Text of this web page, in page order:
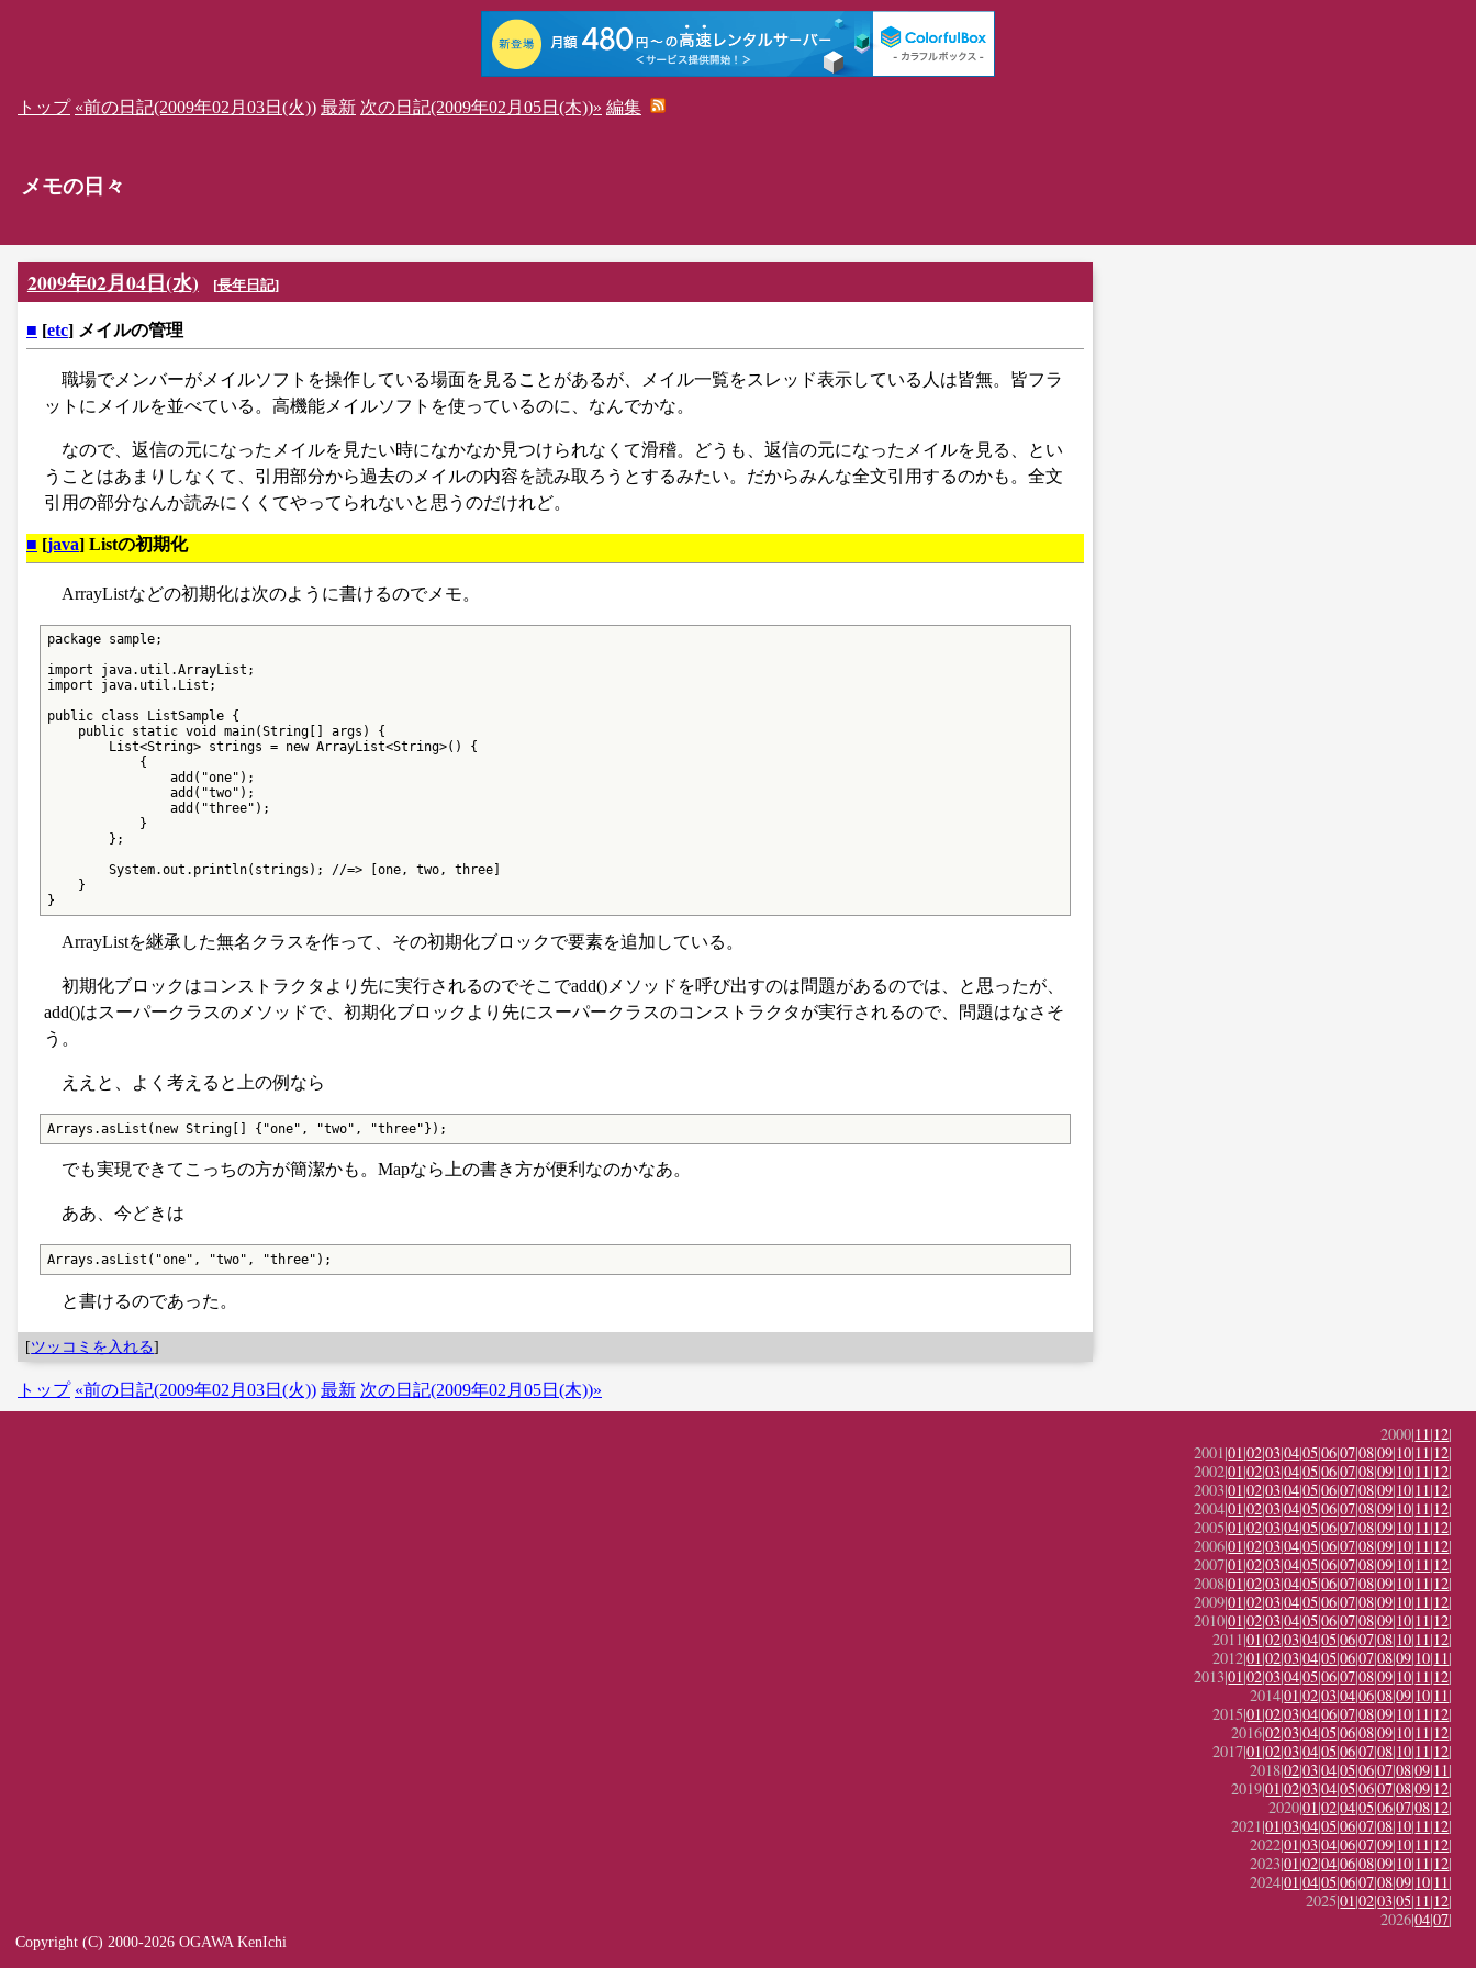
トップ «前の日記(2009年02月03日(火)) 最新 次の日記(2009年02月05日(木))» 編集
メモの日々
2009年02月04日(水) [長年日記]
■ [etc] メイルの管理
職場でメンバーがメイルソフトを操作している場面を見ることがあるが、メイル一覧をスレッド表示している人は皆無。皆フラ
ットにメイルを並べている。高機能メイルソフトを使っているのに、なんでかな。
なので、返信の元になったメイルを見たい時になかなか見つけられなくて滑稽。どうも、返信の元になったメイルを見る、とい
うことはあまりしなくて、引用部分から過去のメイルの内容を読み取ろうとするみたい。だからみんな全文引用するのかも。全文
引用の部分なんか読みにくくてやってられないと思うのだけれど。
■ [java] Listの初期化
ArrayListなどの初期化は次のように書けるのでメモ。
package sample;
import java.util.ArrayList;
import java.util.List;
public class ListSample {
    public static void main(String[] args) {
        List<String> strings = new ArrayList<String>() {
            {
                add("one");
                add("two");
                add("three");
            }
        };
        System.out.println(strings); //=> [one, two, three]
    }
}
ArrayListを継承した無名クラスを作って、その初期化ブロックで要素を追加している。
初期化ブロックはコンストラクタより先に実行されるのでそこでadd()メソッドを呼び出すのは問題があるのでは、と思ったが、
add()はスーパークラスのメソッドで、初期化ブロックより先にスーパークラスのコンストラクタが実行されるので、問題はなさそ
う。
ええと、よく考えると上の例なら
Arrays.asList(new String[] {"one", "two", "three"});
でも実現できてこっちの方が簡潔かも。Mapなら上の書き方が便利なのかなあ。
ああ、今どきは
Arrays.asList("one", "two", "three");
と書けるのであった。
[ツッコミを入れる]
トップ «前の日記(2009年02月03日(火)) 最新 次の日記(2009年02月05日(木))»
2000|11|12|
2001|01|02|03|04|05|06|07|08|09|10|11|12|
2002|01|02|03|04|05|06|07|08|09|10|11|12|
2003|01|02|03|04|05|06|07|08|09|10|11|12|
2004|01|02|03|04|05|06|07|08|09|10|11|12|
2005|01|02|03|04|05|06|07|08|09|10|11|12|
2006|01|02|03|04|05|06|07|08|09|10|11|12|
2007|01|02|03|04|05|06|07|08|09|10|11|12|
2008|01|02|03|04|05|06|07|08|09|10|11|12|
2009|01|02|03|04|05|06|07|08|09|10|11|12|
2010|01|02|03|04|05|06|07|08|09|10|11|12|
2011|01|02|03|04|05|06|07|08|10|11|12|
2012|01|02|03|04|05|06|07|08|09|10|11|
2013|01|02|03|04|05|06|07|08|09|10|11|12|
2014|01|02|03|04|06|08|09|10|11|
2015|01|02|03|04|06|07|08|09|10|11|12|
2016|02|03|04|05|06|08|09|10|11|12|
2017|01|02|03|04|05|06|07|08|10|11|12|
2018|02|03|04|05|06|07|08|09|11|
2019|01|02|03|04|05|06|07|08|09|12|
2020|01|02|04|05|06|07|08|12|
2021|01|03|04|05|06|07|08|10|11|12|
2022|01|03|04|06|07|09|10|11|12|
2023|01|02|04|06|08|09|10|11|12|
2024|01|04|05|06|07|08|09|10|11|
2025|01|02|03|05|11|12|
2026|04|07|
Copyright (C) 2000-2026 OGAWA KenIchi